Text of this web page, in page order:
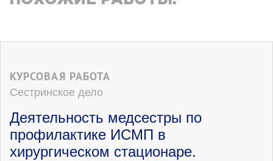
КУРСОВАЯ РАБОТА
Сестринское дело
Деятельность медсестры по
профилактике ИСМП в
хирургическом стационаре.